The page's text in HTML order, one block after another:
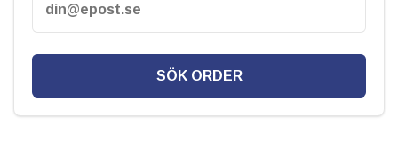
SÖK ORDER